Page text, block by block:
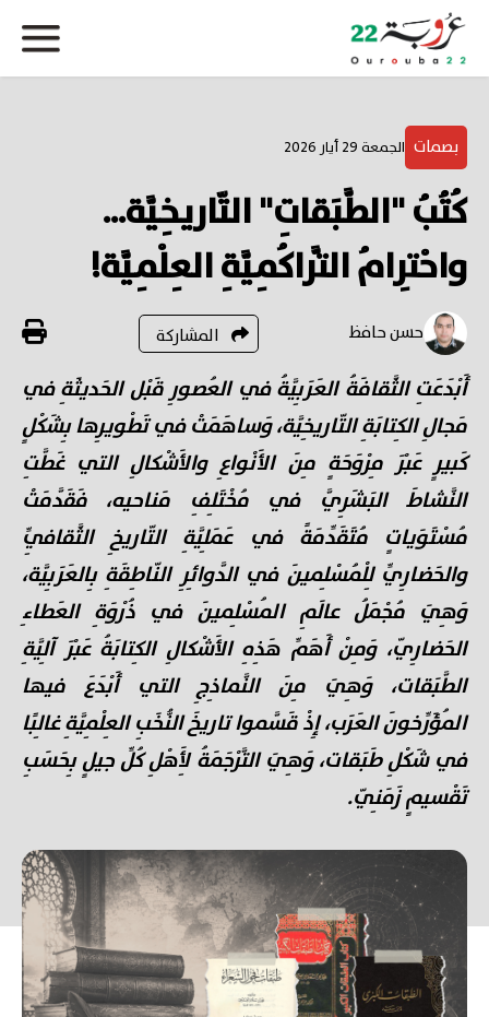
بصمات الجمعة 29 أيار 2026
كُتُبُ "الطَّبَقاتِ" التّاريخِيَّة...
واحْتِرامُ التَّراكُمِيَّةِ العِلْمِيَّة!
حسن حافظ المشاركة
أَبْدَعَتِ الثَّقافَةُ العَرَبِيَّةُ في العُصورِ قَبْل الحَديثَةِ في
مَجالِ الكِتابَةِ التّاريخِيَّة، وَساهَمَتْ في تَطْويرِها بِشَكْلٍ
كَبيرٍ عَبْرَ مِرْوَحَةٍ مِنَ الأَنْواعِ والأَشْكالِ التي غَطَّتِ
النَّشاطَ البَشَرِيَّ في مُخْتَلِفِ مَناحيه، فَقَدَّمَتْ
مُسْتَوَياتٍ مُتَقَدِّمَةً في عَمَلِيَّةِ التّاريخِ الثَّقافِيِّ
والحَضارِيِّ لِلْمُسْلِمينَ في الدَّوائِرِ النّاطِقَةِ بِالعَرَبِيَّة،
وَهِيَ مُجْمَلُ عالَمِ المُسْلِمينَ في ذُرْوَةِ العَطاءِ
الحَضارِيّ، وَمِنْ أَهَمِّ هَذِهِ الأَشْكالِ الكِتابَةُ عَبْرَ آلِيَّةِ
الطَّبَقات، وَهِيَ مِنَ النَّماذِجِ التي أَبْدَعَ فيها
المُؤَرِّخونَ العَرَب، إِذْ قَسَّموا تاريخَ النُّخَبِ العِلْمِيَّةِ غالِبًا
في شَكْلِ طَبَقات، وَهِيَ التَّرْجَمَةُ لِأَهْلِ كُلِّ جيلٍ بِحَسَبِ
تَقْسيمٍ زَمَنِيّ.